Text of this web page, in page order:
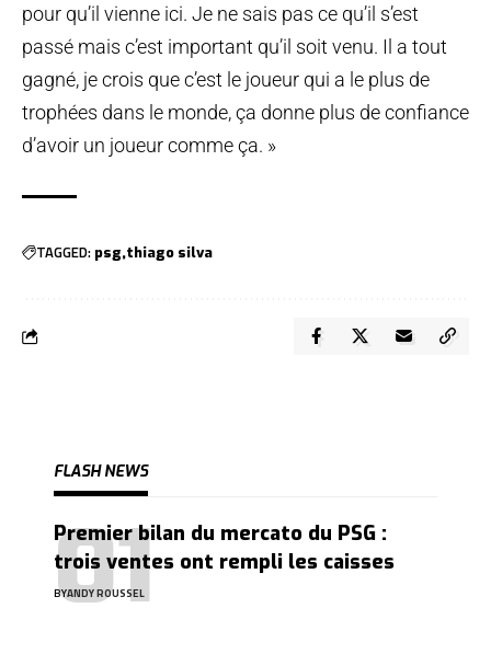
pour qu’il vienne ici. Je ne sais pas ce qu’il s’est
passé mais c’est important qu’il soit venu. Il a tout
gagné, je crois que c’est le joueur qui a le plus de
trophées dans le monde, ça donne plus de confiance
d’avoir un joueur comme ça. »
TAGGED: psg thiago silva
FLASH NEWS
Premier bilan du mercato du PSG :
trois ventes ont rempli les caisses
BYANDY ROUSSEL